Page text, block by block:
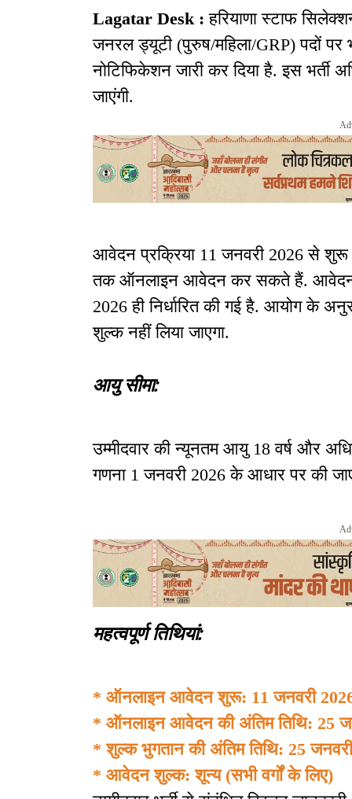
Lagatar Desk : हरियाणा स्टाफ
जनरल ड्यूटी (पुरुष/महिला/GRP) पदों पर
नोटिफिकेशन जारी कर दिया है. इस भर्ती
जाएंगी.
आवेदन प्रक्रिया 11 जनवरी 2026 से शुरू
तक ऑनलाइन आवेदन कर सकते हैं. आवेदन
2026 ही निर्धारित की गई है. आयोग के
शुल्क नहीं लिया जाएगा.
आयु सीमा:
उम्मीदवार की न्यूनतम आयु 18 वर्ष और
गणना 1 जनवरी 2026 के आधार पर की
महत्वपूर्ण तिथियां:
* ऑनलाइन आवेदन शुरू: 11 जनवरी
* ऑनलाइन आवेदन की अंतिम तिथि: 25
* शुल्क भुगतान की अंतिम तिथि: 25
* आवेदन शुल्क: शून्य (सभी वर्गों के लिए)